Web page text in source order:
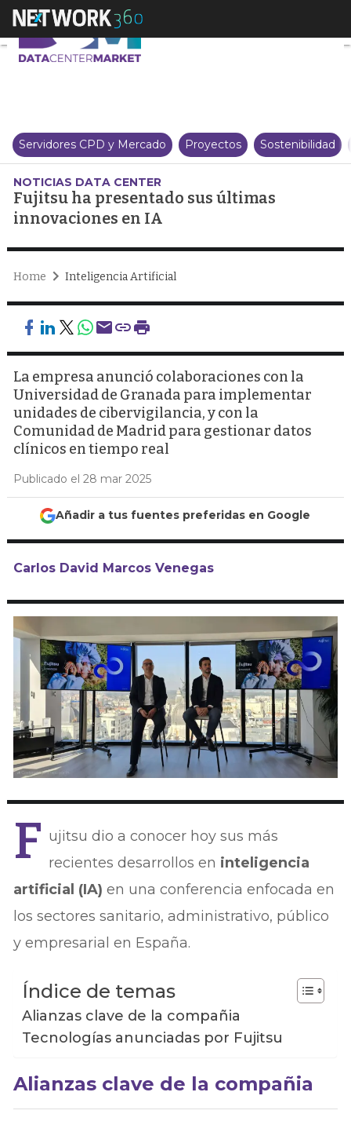
Fujitsu ha presentado sus
Servidores CPD y Mercado Proyectos Sostenibilidad
NOTICIAS DATA CENTER
Fujitsu ha presentado sus últimas
innovaciones en IA
Home Inteligencia Artificial
La empresa anunció colaboraciones con la
Universidad de Granada para implementar
unidades de cibervigilancia, y con la
Comunidad de Madrid para gestionar datos
clínicos en tiempo real
Publicado el 28 mar 2025
Añadir a tus fuentes preferidas en Google
Carlos David Marcos Venegas
F ujitsu dio a conocer hoy sus más
recientes desarrollos en inteligencia
artificial (IA) en una conferencia enfocada en
los sectores sanitario, administrativo, público
y empresarial en España.
Índice de temas
Alianzas clave de la compañia
Tecnologías anunciadas por Fujitsu
Alianzas clave de la compañia